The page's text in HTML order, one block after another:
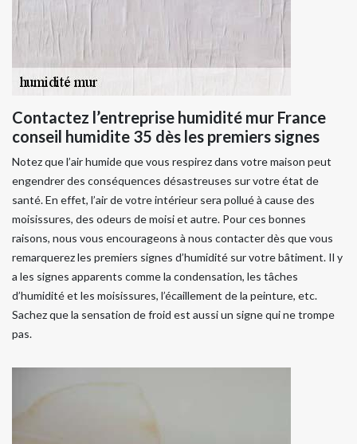
Contactez l’entreprise humidité mur France
conseil humidite 35 dès les premiers signes
Notez que l’air humide que vous respirez dans votre maison peut
engendrer des conséquences désastreuses sur votre état de
santé. En effet, l’air de votre intérieur sera pollué à cause des
moisissures, des odeurs de moisi et autre. Pour ces bonnes
raisons, nous vous encourageons à nous contacter dès que vous
remarquerez les premiers signes d’humidité sur votre bâtiment. Il y
a les signes apparents comme la condensation, les tâches
d’humidité et les moisissures, l’écaillement de la peinture, etc.
Sachez que la sensation de froid est aussi un signe qui ne trompe
pas.